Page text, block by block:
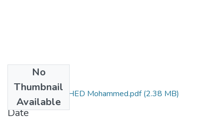
No
Thumbnail
Available
BENABDELOUAHED Mohammed.pdf(2.38 MB)
Date